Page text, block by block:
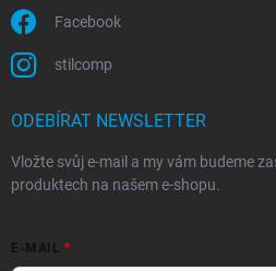
Facebook
stilcomp
ODEBÍRAT NEWSLETTER
Vložte svůj e-mail a my vám budeme
produktech na našem e-shopu.
E-MAIL